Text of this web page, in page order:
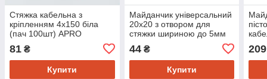
Стяжка кабельна з
кріпленням 4х150 біла
(пач 100шт) APRO
81 ₴
Купити
Майданчик універсальний
20х20 з отвором для
стяжки шириною до 5мм
44₴
Купити
209